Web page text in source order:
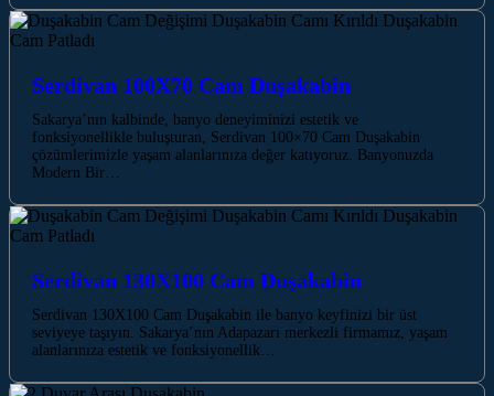
Serdivan 100X70 Cam Duşakabin
Sakarya’nın kalbinde, banyo deneyiminizi estetik ve
fonksiyonellikle buluşturan, Serdivan 100×70 Cam Duşakabin
çözümlerimizle yaşam alanlarınıza değer katıyoruz. Banyonuzda
Modern Bir…
Serdivan 130X100 Cam Duşakabin
Serdivan 130X100 Cam Duşakabin ile banyo keyfinizi bir üst
seviyeye taşıyın. Sakarya’nın Adapazarı merkezli firmamız, yaşam
alanlarınıza estetik ve fonksiyonellik…